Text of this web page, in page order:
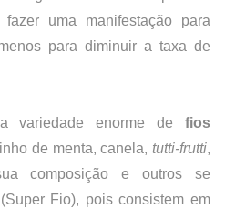
uma manifestação para
para diminuir a taxa de
variedade enorme de fios
de menta, canela, tutti-frutti,
composição e outros se
(Super Fio), pois consistem em